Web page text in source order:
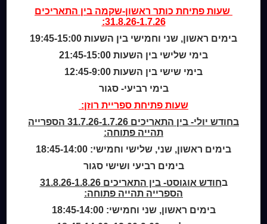
מידע לנרשמים
שעות סיפור
קטלוג כותר ראשון
המומחה לשירותך
מדיניות הפרטיות
מדיניות שימוש בקבצי קוקיז (Cookies Policy)
שעות פתיחת כותר ראשון-שקמה בין התאריכים
31.8.26-1.7.26:
בימים ראשון, שני וחמישי בין השעות 19:45-15:00
בימי שלישי בין השעות 21:45-15:00
בימי שישי בין השעות 12:45-9:00
בימי רביעי- סגור
שעות פתיחת ספריית רוזן:
בחודש יולי- בין התאריכים 31.7.26-1.7.26 הספרייה
תהייה פתוחה:
בימים ראשון, שני, שלישי וחמישי: 18:45-14:00
בימים רביעי ושישי סגור
ב
חודש אוגוסט- בין התאריכים 31.8.26-1.8.26
הספרייה תהייה פתוחה:
בימים ראשון, שני וחמישי: 18:45-14:00